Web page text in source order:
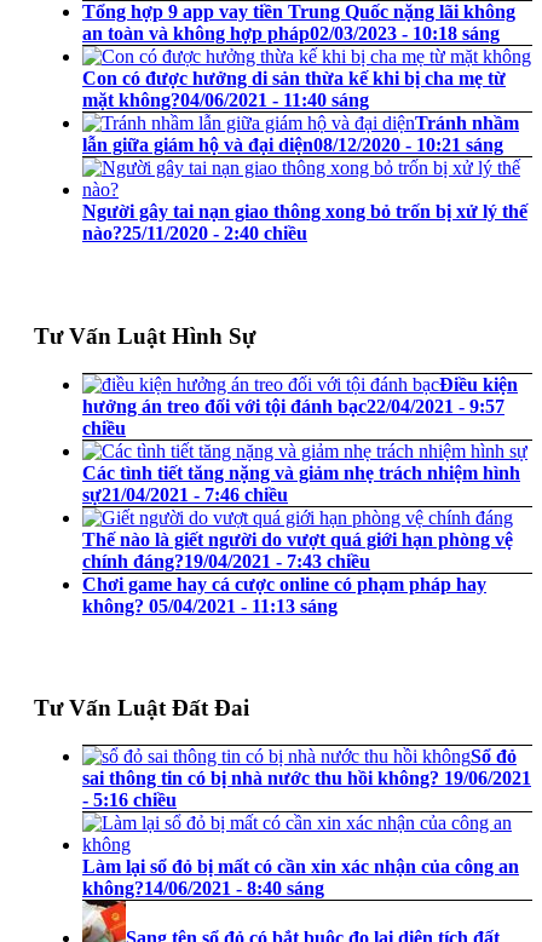
Tổng hợp 9 app vay tiền Trung Quốc nặng lãi không
an toàn và không hợp pháp02/03/2023 - 10:18 sáng
Con có được hưởng di sản thừa kế khi bị cha mẹ từ
mặt không?04/06/2021 - 11:40 sáng
Tránh nhầm
lẫn giữa giám hộ và đại diện08/12/2020 - 10:21 sáng
Người gây tai nạn giao thông xong bỏ trốn bị xử lý thế
nào?25/11/2020 - 2:40 chiều
Tư Vấn Luật Hình Sự
Điều kiện
hưởng án treo đối với tội đánh bạc22/04/2021 - 9:57
chiều
Các tình tiết tăng nặng và giảm nhẹ trách nhiệm hình
sự21/04/2021 - 7:46 chiều
Thế nào là giết người do vượt quá giới hạn phòng vệ
chính đáng?19/04/2021 - 7:43 chiều
Chơi game hay cá cược online có phạm pháp hay
không? 05/04/2021 - 11:13 sáng
Tư Vấn Luật Đất Đai
Sổ đỏ
sai thông tin có bị nhà nước thu hồi không? 19/06/2021
- 5:16 chiều
Làm lại sổ đỏ bị mất có cần xin xác nhận của công an
không?14/06/2021 - 8:40 sáng
Sang tên sổ đỏ có bắt buộc đo lại diện tích đất